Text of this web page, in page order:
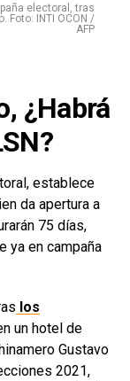
electoral, tras
Foto: INTI OCON /
AFP
¿Habrá
establece
da apertura a
75 días,
ya en campaña
los
un hotel de
Gustavo
2021,